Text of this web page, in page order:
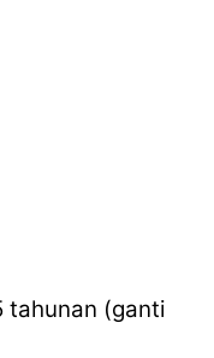
tahunan (ganti